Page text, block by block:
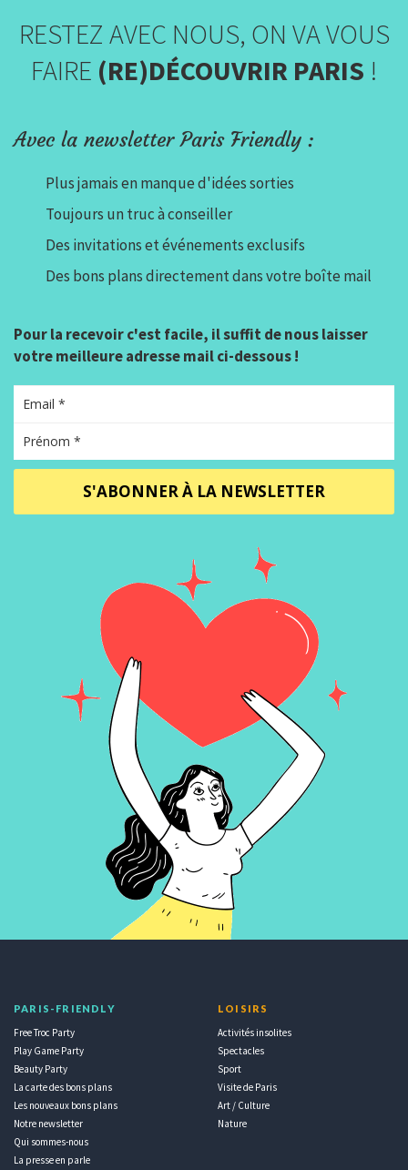
RESTEZ AVEC NOUS, ON VA VOUS
FAIRE (RE)DÉCOUVRIR PARIS !
Avec la newsletter Paris Friendly :
Plus jamais en manque d'idées sorties
Toujours un truc à conseiller
Des invitations et événements exclusifs
Des bons plans directement dans votre boîte mail
Pour la recevoir c'est facile, il suffit de nous laisser
votre meilleure adresse mail ci-dessous !
S'ABONNER À LA NEWSLETTER
PARIS-FRIENDLY
Free Troc Party
Play Game Party
Beauty Party
La carte des bons plans
Les nouveaux bons plans
Notre newsletter
Qui sommes-nous
La presse en parle
LOISIRS
Activités insolites
Spectacles
Sport
Visite de Paris
Art / Culture
Nature